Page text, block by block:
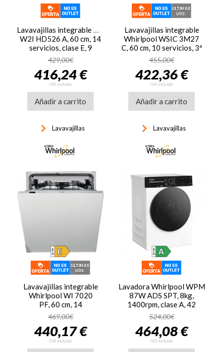
Lavavajillas integrable Whirlpool
W2I HD526 A, 60 cm, 14
servicios, clase E, 9
programas, media carga
429,00€
416,24 €
IVA incluido
Añadir a carrito
keyboard_arrow_right Lavavajillas
Lavavajillas integrable
Whirlpool WSIC 3M27
C, 60 cm, 10 servicios, 3ª
bandeja, clase E, 76
kWh/100 ciclos, 47dB, 6th
Sense, 6 programas, media
carga, blanco
455,00€
422,36 €
IVA incluido
Añadir a carrito
keyboard_arrow_right Lavavajillas
Lavavajillas integrable
Whirlpool WI 7020
PF, 60 cm, 14
servicios, clase E, 95
kWh/100 ciclos, 46dB, 8
programas, 3ª bandeja,
plata
469,00€
440,17 €
IVA incluido
Lavadora Whirlpool WPM
87W ADS SPT, 8kg,
1400rpm, clase A, 42
kWh/100 ciclos, 76dB,
fondo reducido 55 cm,
tecnología 6th SENSE,
programa 28 min, 11
programas, display LED,
524,00€
464,08 €
IVA incluido